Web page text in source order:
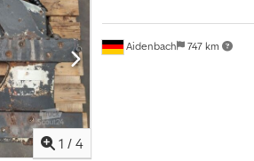
1 / 4
Aidenbach 747 km
.
0